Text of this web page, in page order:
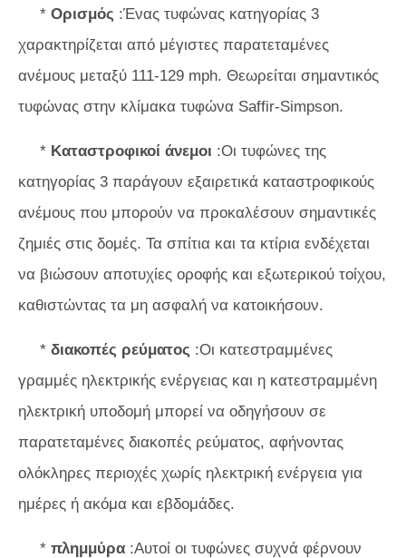
* Ορισμός :Ένας τυφώνας κατηγορίας 3
χαρακτηρίζεται από μέγιστες παρατεταμένες
ανέμους μεταξύ 111-129 mph. Θεωρείται σημαντικός
τυφώνας στην κλίμακα τυφώνα Saffir-Simpson.
* Καταστροφικοί άνεμοι :Οι τυφώνες της
κατηγορίας 3 παράγουν εξαιρετικά καταστροφικούς
ανέμους που μπορούν να προκαλέσουν σημαντικές
ζημιές στις δομές. Τα σπίτια και τα κτίρια ενδέχεται
να βιώσουν αποτυχίες οροφής και εξωτερικού τοίχου,
καθιστώντας τα μη ασφαλή να κατοικήσουν.
* διακοπές ρεύματος :Οι κατεστραμμένες
γραμμές ηλεκτρικής ενέργειας και η κατεστραμμένη
ηλεκτρική υποδομή μπορεί να οδηγήσουν σε
παρατεταμένες διακοπές ρεύματος, αφήνοντας
ολόκληρες περιοχές χωρίς ηλεκτρική ενέργεια για
ημέρες ή ακόμα και εβδομάδες.
* πλημμύρα :Αυτοί οι τυφώνες συχνά φέρνουν